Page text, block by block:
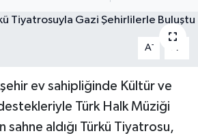
A- A
ev sahipliğinde Kültür ve
destekleriyle Türk Halk Müziği
sahne aldığı Türkü Tiyatrosu,